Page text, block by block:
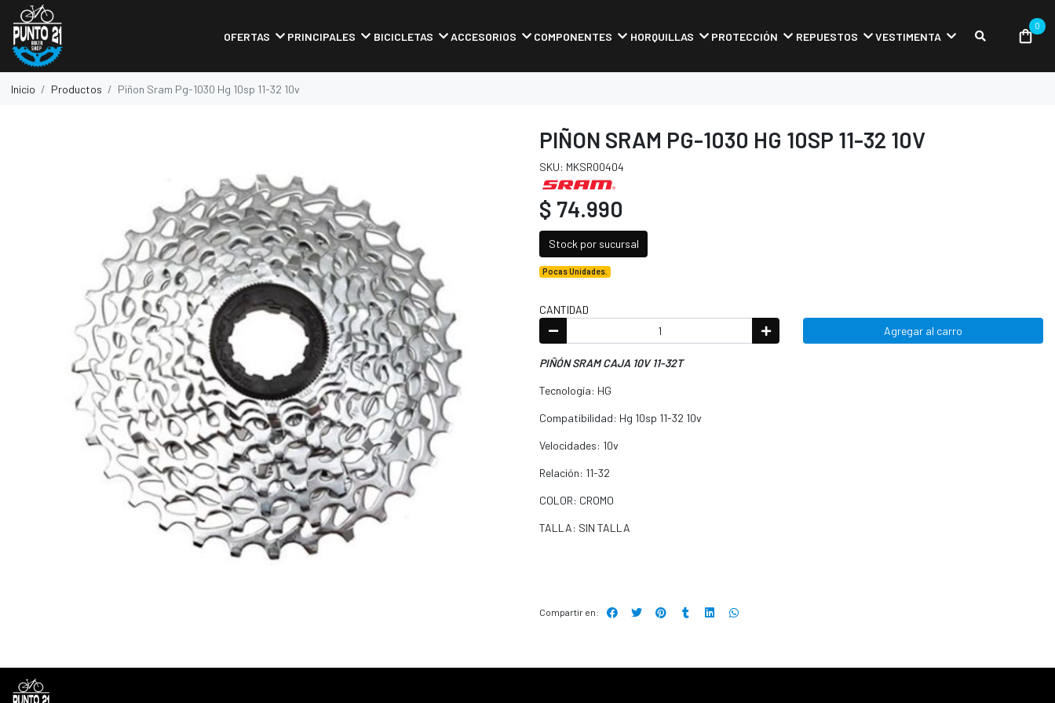
OFERTAS PRINCIPALES BICICLETAS ACCESORIOS COMPONENTES HORQUILLAS PROTECCIÓN REPUESTOS VESTIMENTA
0
Inicio Productos Piñon Sram Pg-1030 Hg 10sp 11-32 10v
PIÑON SRAM PG-1030 HG 10SP 11-32 10V
SKU: MKSR00404
$ 74.990
Stock por sucursal
Pocas Unidades.
CANTIDAD
Agregar al carro
PIÑÓN SRAM CAJA 10V 11-32T
Tecnología: HG
Compatibilidad: Hg 10sp 11-32 10v
Velocidades: 10v
Relación: 11-32
COLOR: CROMO
TALLA: SIN TALLA
Compartir en: